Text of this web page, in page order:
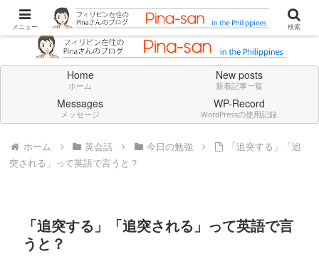
Don't think deeply. Feel always in English.
Home
ホーム
New posts
新着記事一覧
Messages
メッセージ
WP-Record
WordPressの使用記録
ホーム 英会話 今日の勉強
「追突する」「追
突される」って英語で言うと？
「追突する」「追突される」って英語で言
うと？
メニュー 検索